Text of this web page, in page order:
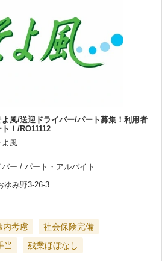
風/送迎ドライバー/パート募集！利用者
！/RO11112
よ風
ー / パート・アルバイト
ゆみ野3-26-3
内考慮
社会保険完備
当 残業ほぼなし